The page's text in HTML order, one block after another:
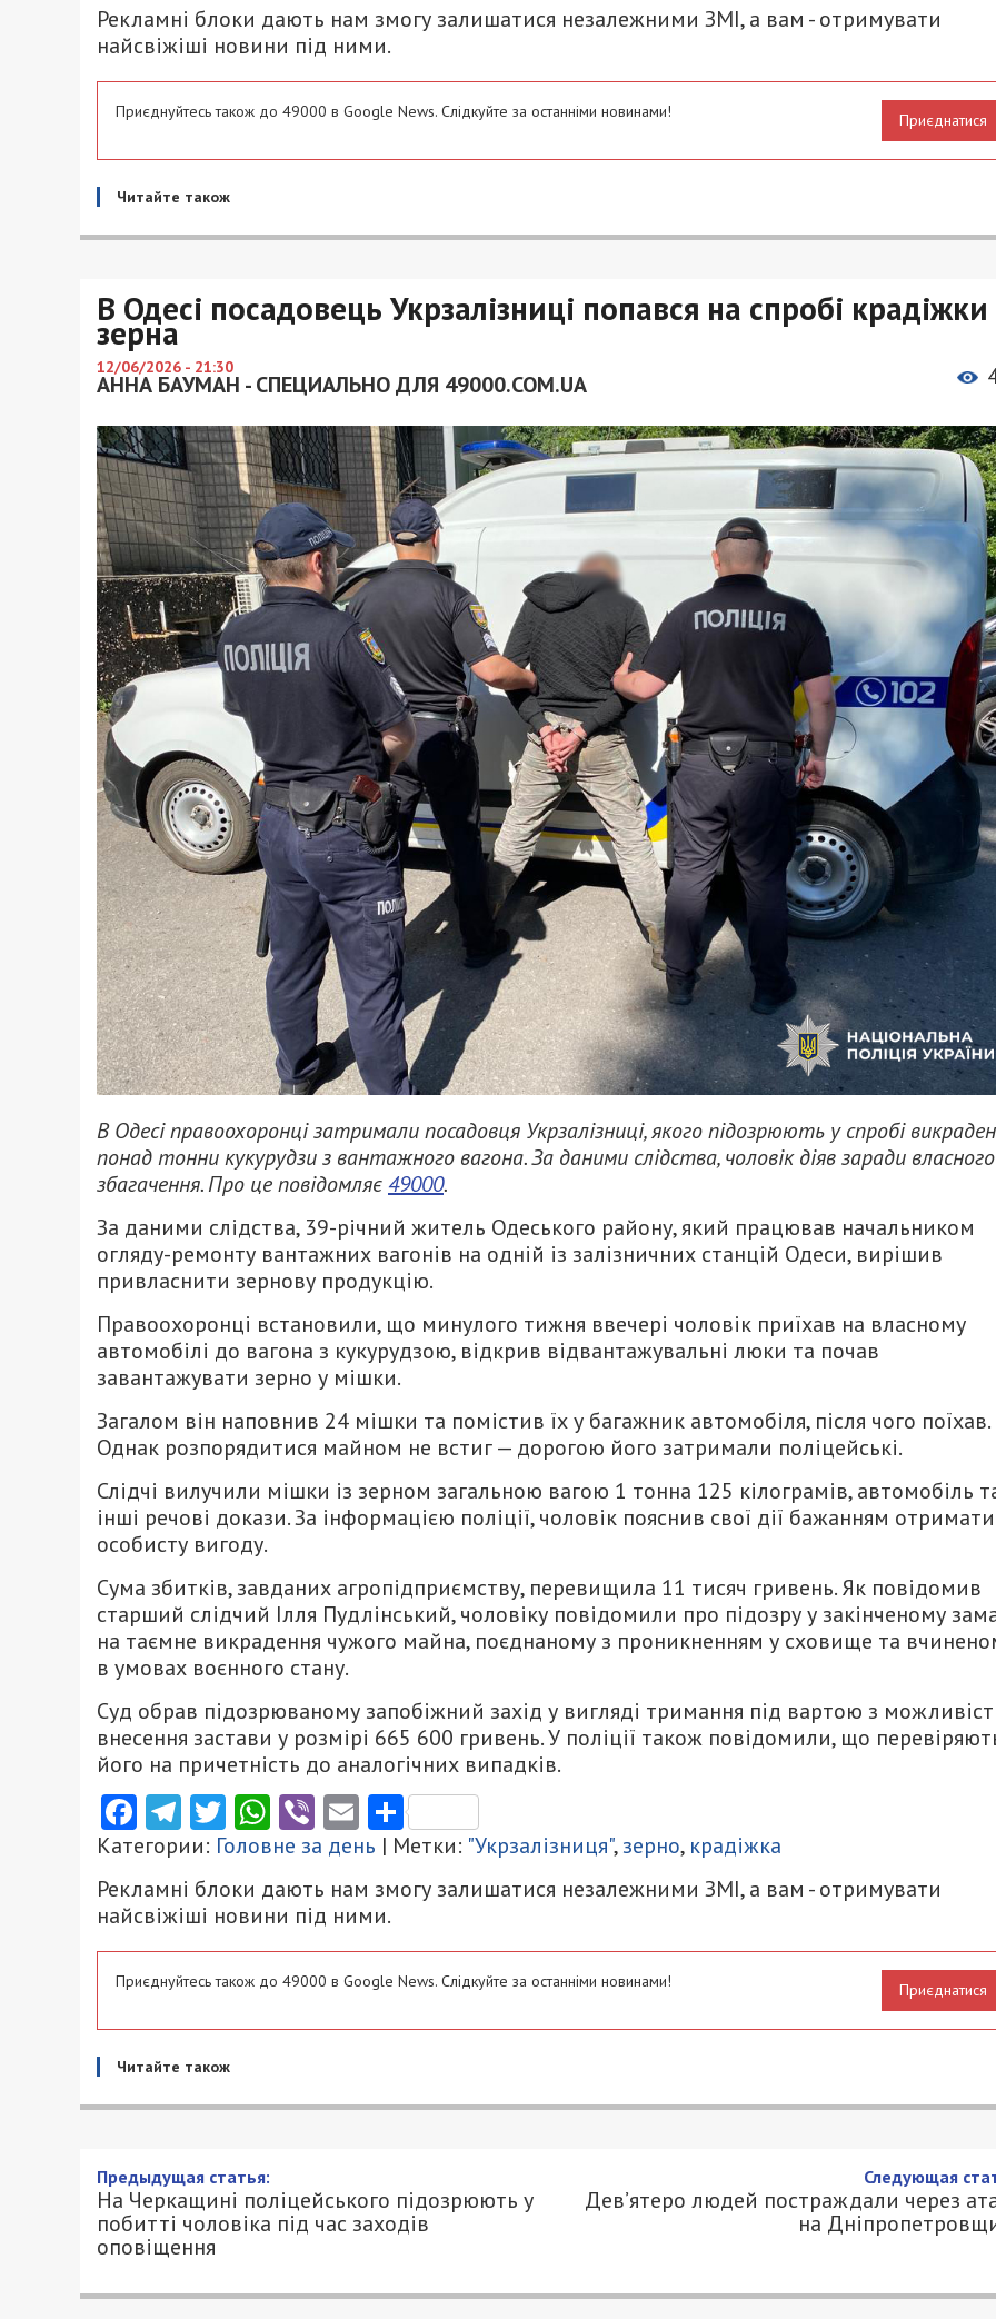
Рекламні блоки дають нам змогу залишатися незалежними ЗМІ, а вам - отримувати
найсвіжіші новини під ними.
Приєднуйтесь також до 49000 в Google News. Слідкуйте за останніми новинами! Приєднатися
Читайте також
В Одесі посадовець Укрзалізниці попався на спробі крадіжки
зерна
12/06/2026 - 21:30
АННА БАУМАН - СПЕЦИАЛЬНО ДЛЯ 49000.COM.UA
В Одесі правоохоронці затримали посадовця Укрзалізниці, якого підозрюють у спробі
понад тонни кукурудзи з вантажного вагона. За даними слідства, чоловік діяв заради власного
збагачення. Про це повідомляє49000.
За даними слідства, 39-річний житель Одеського району, який працював начальником
огляду-ремонту вантажних вагонів на одній із залізничних станцій Одеси, вирішив
привласнити зернову продукцію.
Правоохоронці встановили, що минулого тижня ввечері чоловік приїхав на власному
автомобілі до вагона з кукурудзою, відкрив відвантажувальні люки та почав
завантажувати зерно у мішки.
Загалом він наповнив 24 мішки та помістив їх у багажник автомобіля, після чого поїхав.
Однак розпорядитися майном не встиг — дорогою його затримали поліцейські.
Слідчі вилучили мішки із зерном загальною вагою 1 тонна 125 кілограмів, автомобіль
інші речові докази. За інформацією поліції, чоловік пояснив свої дії бажанням отримати
особисту вигоду.
Сума збитків, завданих агропідприємству, перевищила 11 тисяч гривень. Як повідомив
старший слідчий Ілля Пудлінський, чоловіку повідомили про підозру у закінченому
на таємне викрадення чужого майна, поєднаному з проникненням у сховище та
в умовах воєнного стану.
Суд обрав підозрюваному запобіжний захід у вигляді тримання під вартою з
внесення застави у розмірі 665 600 гривень. У поліції також повідомили, що
його на причетність до аналогічних випадків.
Facebook
Telegram
Twitter
WhatsApp
ViberEmailПоділитися
Категории: Головне за день | Метки: "Укрзалізниця",зерно, крадіжка
Рекламні блоки дають нам змогу залишатися незалежними ЗМІ, а вам - отримувати
найсвіжіші новини під ними.
Приєднуйтесь також до 49000 в Google News. Слідкуйте за останніми новинами! Приєднатися
Читайте також
Предыдущая статья:
На Черкащині поліцейського підозрюють у
побитті чоловіка під час заходів
оповіщення
Следующая
Дев’ятеро людей постраждали через
на